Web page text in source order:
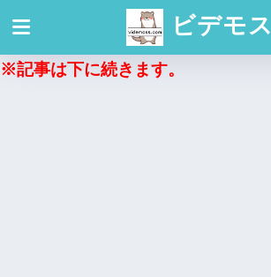
ビデモス
※記事は下に続きます。